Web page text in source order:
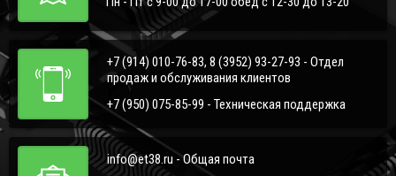
+7 (914) 010-76-83, 8 (3952) 93-27-93 - Отдел
продаж и обслуживания клиентов
+7 (950) 075-85-99 - Техническая поддержка
info@et38.ru - Общая почта